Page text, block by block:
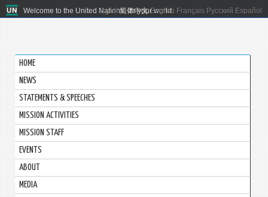
Welcome to the United Nations. It's your world.
العربية 简体中文 English Français Русский Español
HOME
NEWS
STATEMENTS & SPEECHES
MISSION ACTIVITIES
MISSION STAFF
EVENTS
ABOUT
MEDIA